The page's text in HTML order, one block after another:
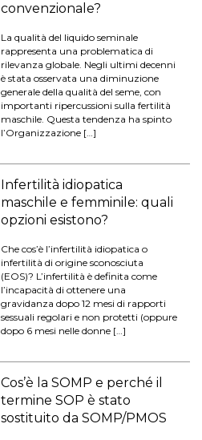
convenzionale?
La qualità del liquido seminale
rappresenta una problematica di
rilevanza globale. Negli ultimi decenni
è stata osservata una diminuzione
generale della qualità del seme, con
importanti ripercussioni sulla fertilità
maschile. Questa tendenza ha spinto
l’Organizzazione […]
Infertilità idiopatica
maschile e femminile: quali
opzioni esistono?
Che cos’è l’infertilità idiopatica o
infertilità di origine sconosciuta
(EOS)? L’infertilità è definita come
l’incapacità di ottenere una
gravidanza dopo 12 mesi di rapporti
sessuali regolari e non protetti (oppure
dopo 6 mesi nelle donne […]
Cos’è la SOMP e perché il
termine SOP è stato
sostituito da SOMP/PMOS